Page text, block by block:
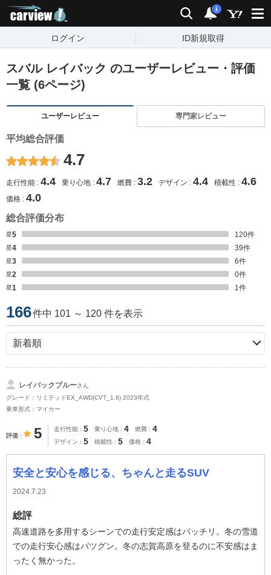
検索 通知
i
ログイン ID新規取得
スバル レイバック のユーザーレビュー・評価
一覧 (6ページ)
ユーザーレビュー 専門家レビュー
平均総合評価
4.7
走行性能 4.4 乗り心地 4.7 燃費 3.2 デザイン 4.4 積載性 4.6
価格 4.0
総合評価分布
星5 120件
星4
39件
星3
6件
星2
0件
星1
1件
166件中 101 ～ 120 件を表示
レイバックブルーさん
グレード：リミテッドEX_AWD(CVT_1.8) 2023年式
乗車形式：マイカー
評価 5 走行性能 5 乗り心地 4 燃費 4
デザイン 5 積載性 5 価格 4
安全と安心を感じる、ちゃんと走るSUV
2024.7.23
総評
高速道路を多用するシーンでの走行安定感はバッチリ。冬の雪道
での走行安心感はバツグン。冬の志賀高原を登るのに不安感はま
ったく無かった。